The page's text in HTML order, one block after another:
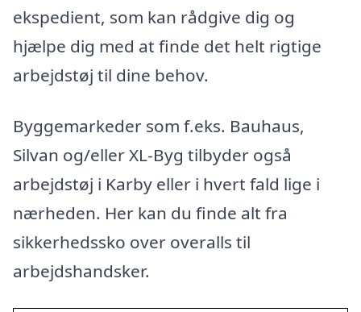
ekspedient, som kan rådgive dig og
hjælpe dig med at finde det helt rigtige
arbejdstøj til dine behov.
Byggemarkeder som f.eks. Bauhaus,
Silvan og/eller XL-Byg tilbyder også
arbejdstøj i Karby eller i hvert fald lige i
nærheden. Her kan du finde alt fra
sikkerhedssko over overalls til
arbejdshandsker.